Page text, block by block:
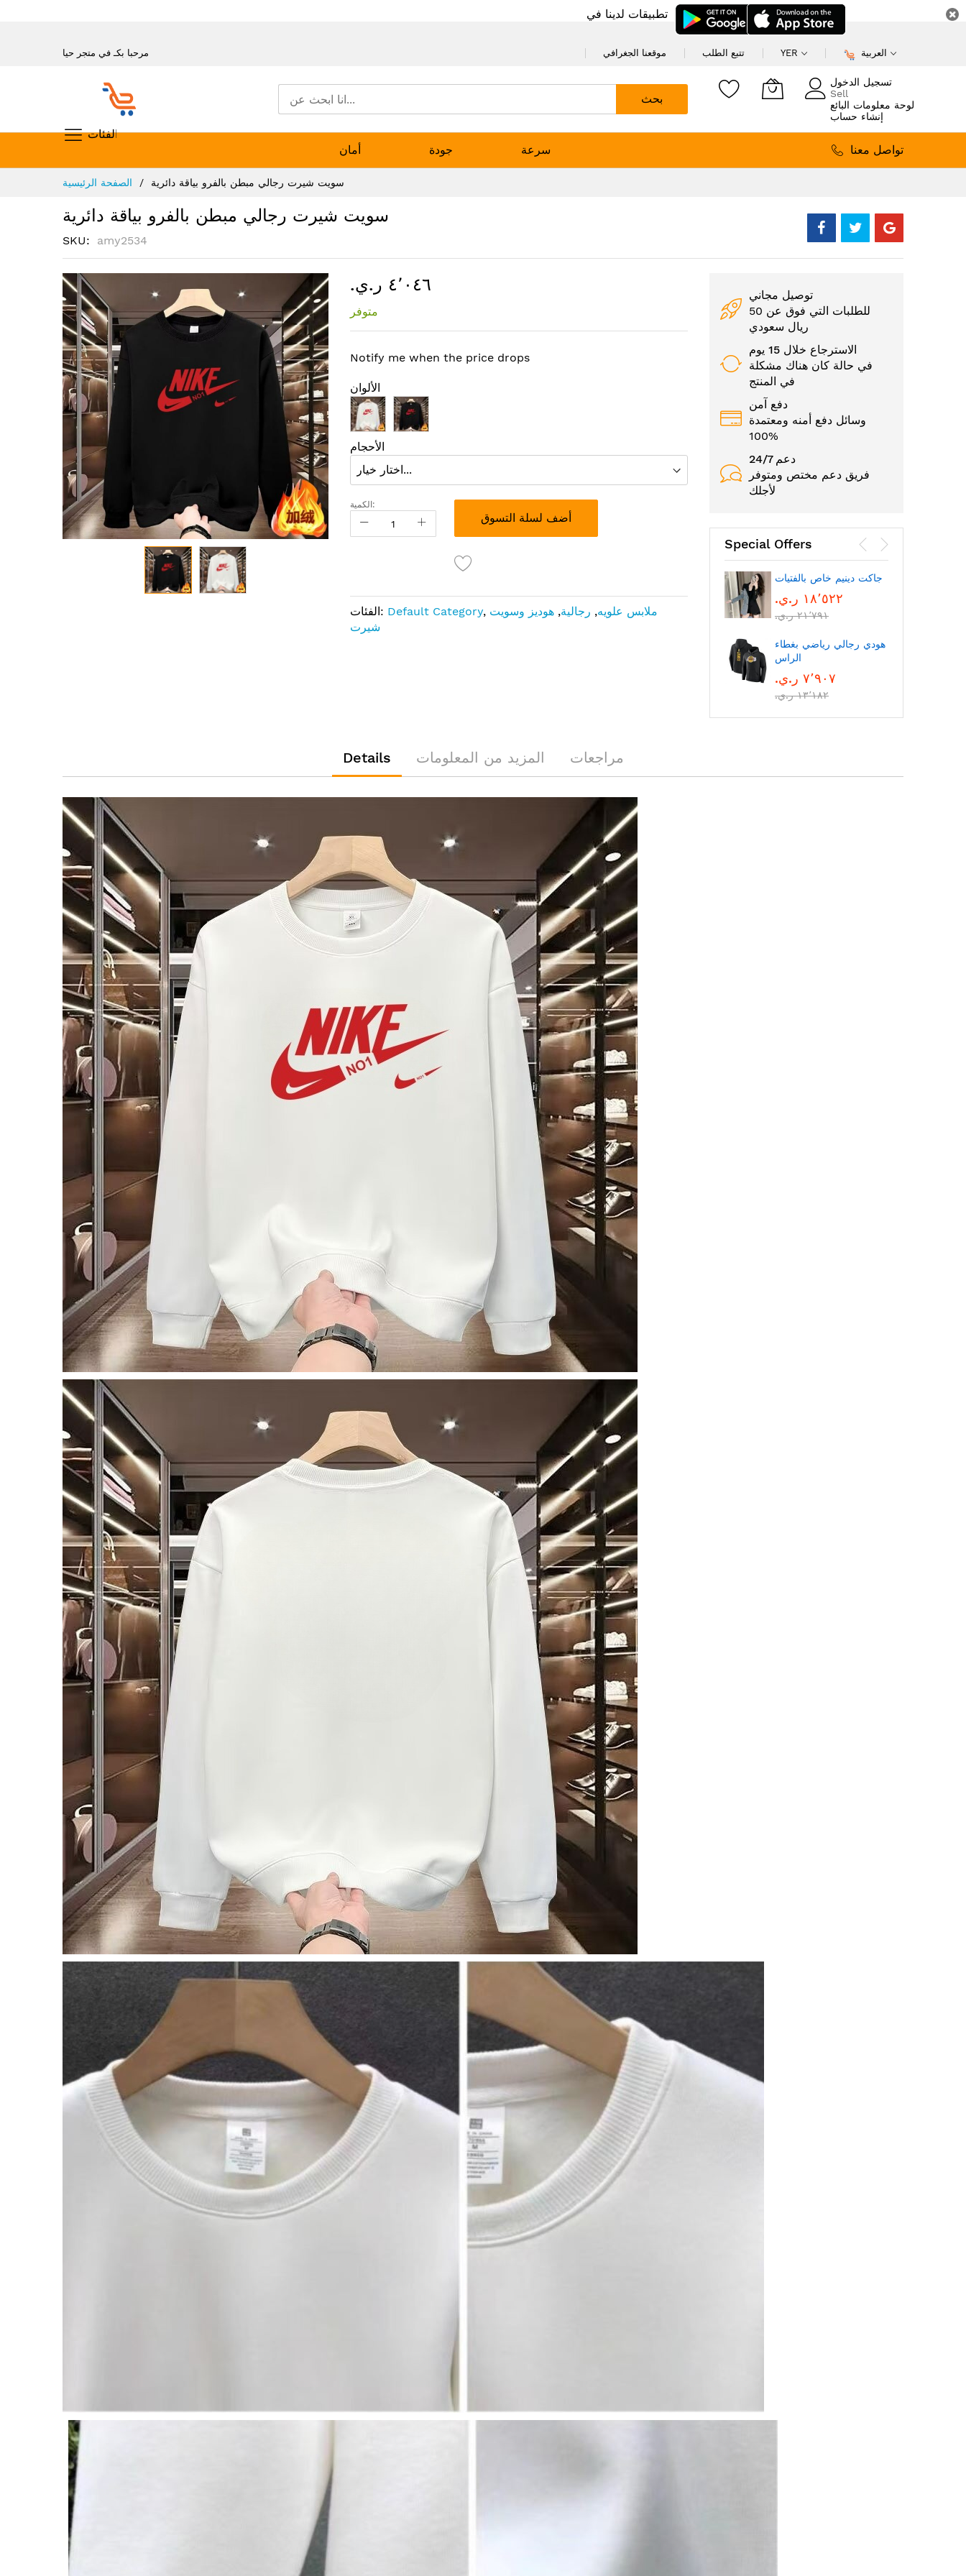
تطبيقات لدينا في
مرحبا بكـ في متجر حيا موقعنا الجغرافي تتبع الطلب YER العربية
تسوق حسب الفئات
بحث
تسجيل الدخول
Sell
لوحة معلومات البائع
إنشاء حساب
أمان جودة سرعة
تواصل معنا
الصفحة الرئيسية سويت شيرت رجالي مبطن بالفرو بياقة دائرية
سويت شيرت رجالي مبطن بالفرو بياقة دائرية
SKU amy2534
انتقل
إلى
النهاية
معرض
الصور
٤٬٠٤٦ ر.ي.‏
متوفر
Notify me when the price drops
الألوان
الأحجام
الكمية:
أضف لسلة التسوق
الفئات: Default Category, ملابس علويه, رجالية, هوديز وسويت
شيرت
توصيل مجاني
للطلبات التي فوق عن 50
ريال سعودي
الاسترجاع خلال 15 يوم
في حالة كان هناك مشكلة
في المنتج
دفع آمن
وسائل دفع أمنه ومعتمدة
100%
24/7 دعم
فريق دعم مختص ومتوفر
لأجلك
Special Offers
جاكت دينيم خاص بالفتيات
١٨٬٥٢٢ ر.ي.‏
٢١٬٧٩١ ر.ي.‏
هودي رجالي رياضي بغطاء
الراس
٧٬٩٠٧ ر.ي.‏
١٣٬١٨٢ ر.ي.‏
Details المزيد من المعلومات مراجعات